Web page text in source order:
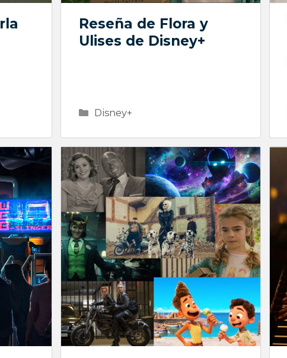
Reseña de Flora y
Ulises de Disney+
Categorías
Disney+